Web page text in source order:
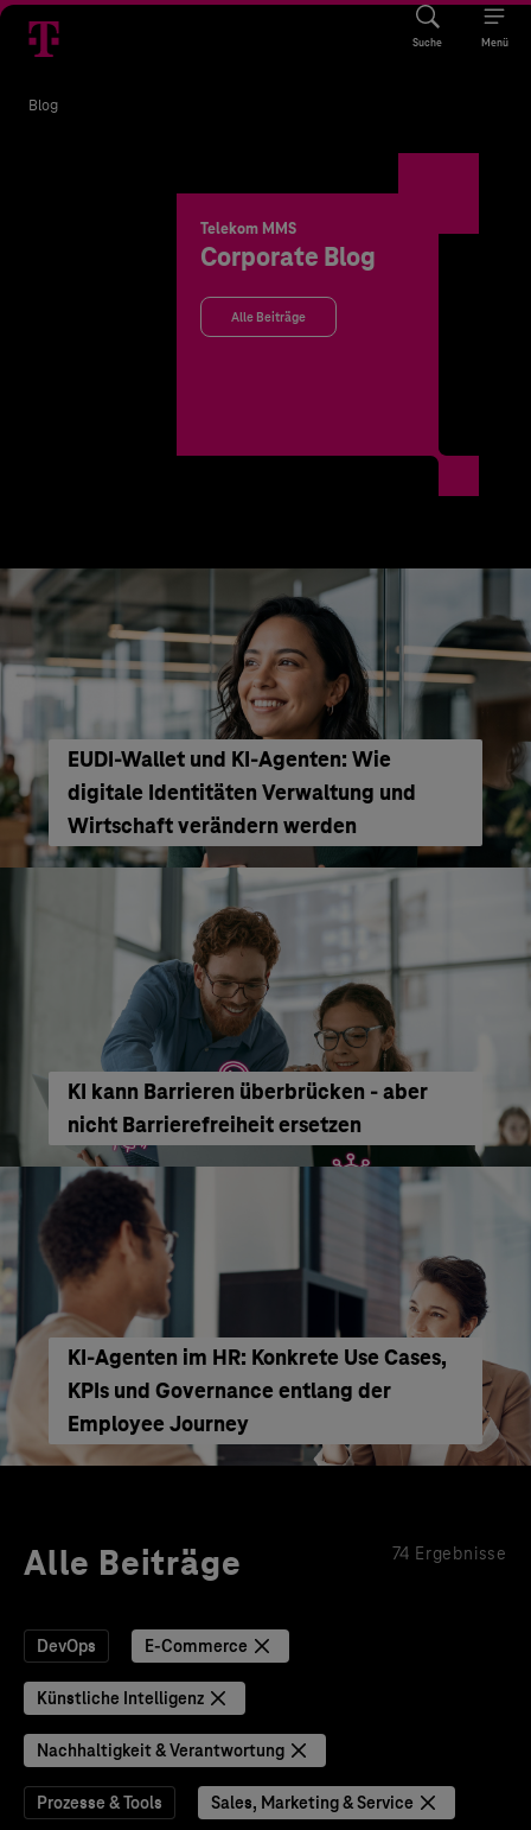
Suche Menü
Blog
Telekom MMS
Corporate Blog
Alle Beiträge
EUDI-Wallet und KI-Agenten: Wie
digitale Identitäten Verwaltung und
Wirtschaft verändern werden
KI kann Barrieren überbrücken - aber
nicht Barrierefreiheit ersetzen
KI‑Agenten im HR: Konkrete Use Cases,
KPIs und Governance entlang der
Employee Journey
Alle Beiträge 74 Ergebnisse
DevOps E-Commerce
Künstliche Intelligenz
Nachhaltigkeit & Verantwortung
Prozesse & Tools Sales, Marketing & Service